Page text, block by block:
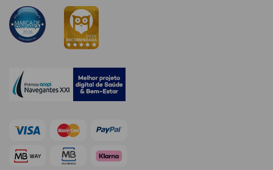
Ver Tudo
Cosmética
Rosto
Séruns Faciais
envelhecimento